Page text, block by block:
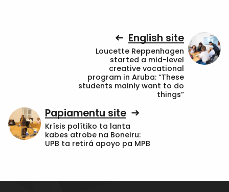
English site
Loucette Reppenhagen
started a mid-level
creative vocational
program in Aruba: “These
students mainly want to do
things”
Papiamentu site
Krísis polítiko ta lanta
kabes atrobe na Boneiru:
UPB ta retirá apoyo pa MPB